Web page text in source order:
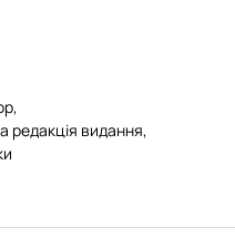
редакція видання,